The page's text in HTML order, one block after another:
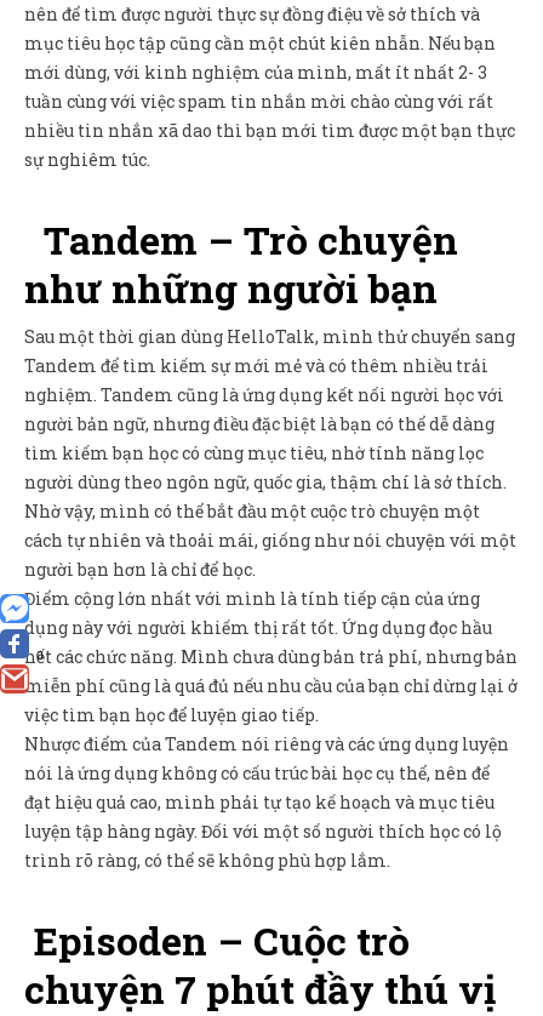
0
nên để tìm được người thực sự đồng điệu về sở thích và
mục tiêu học tập cũng cần một chút kiên nhẫn. Nếu bạn
mới dùng, với kinh nghiệm của mình, mất ít nhất 2- 3
tuần cùng với việc spam tin nhắn mời chào cùng với rất
nhiều tin nhắn xã dao thì bạn mới tìm được một bạn thực
sự nghiêm túc.
Tandem – Trò chuyện
như những người bạn
Sau một thời gian dùng HelloTalk, mình thử chuyển sang
Tandem để tìm kiếm sự mới mẻ và có thêm nhiều trải
nghiệm. Tandem cũng là ứng dụng kết nối người học với
người bản ngữ, nhưng điều đặc biệt là bạn có thể dễ dàng
tìm kiếm bạn học có cùng mục tiêu, nhờ tính năng lọc
người dùng theo ngôn ngữ, quốc gia, thậm chí là sở thích.
Nhờ vậy, mình có thể bắt đầu một cuộc trò chuyện một
cách tự nhiên và thoải mái, giống như nói chuyện với một
người bạn hơn là chỉ để học.
Điểm cộng lớn nhất với mình là tính tiếp cận của ứng
dụng này với người khiếm thị rất tốt. Ứng dụng đọc hầu
hết các chức năng. Mình chưa dùng bản trả phí, nhưng bản
miễn phí cũng là quá đủ nếu nhu cầu của bạn chỉ dừng lại ở
việc tìm bạn học để luyện giao tiếp.
Nhược điểm của Tandem nói riêng và các ứng dụng luyện
nói là ứng dụng không có cấu trúc bài học cụ thể, nên để
đạt hiệu quả cao, mình phải tự tạo kế hoạch và mục tiêu
luyện tập hàng ngày. Đối với một số người thích học có lộ
trình rõ ràng, có thể sẽ không phù hợp lắm.
Episoden – Cuộc trò
chuyện 7 phút đầy thú vị